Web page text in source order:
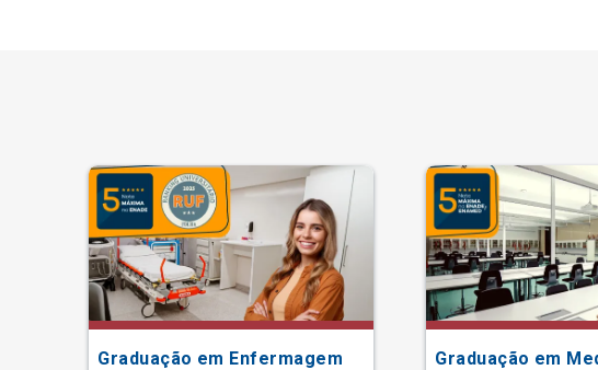
Graduação em Enfermagem Graduação em